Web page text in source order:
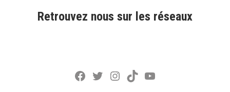
Retrouvez nous sur les réseaux
Facebook
Twitter
Instagram
TikTokYouTube